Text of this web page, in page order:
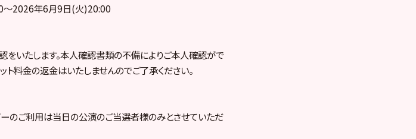
～2026年6月9日(火)20:00
をいたします。本人確認書類の不備によりご本人確認がで
ト料金の返金はいたしませんのでご了承ください。
のご利用は当日の公演のご当選者様のみとさせていただ